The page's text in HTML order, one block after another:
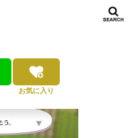
お気に入り